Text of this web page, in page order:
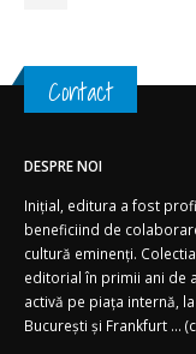
Contact
DESPRE NOI
Inițial, editura a fost
beneficiind de
cultură eminenți.
editorial în primii ani de
activă pe piața internă,
București și Frankfurt ... (